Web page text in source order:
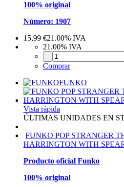
100% original
Número: 1907
15,99 €21.00% IVA
21.00% IVA
-
Comprar
FUNKO
Vista rápida
ÚLTIMAS UNIDADES EN
FUNKO POP STRANGER
HARRINGTON WITH
Producto oficial Funko
100% original